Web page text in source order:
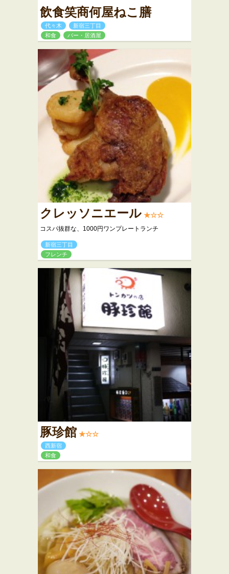
飲食笑商何屋ねこ膳
代々木
新宿三丁目
和食
バー・居酒屋
クレッソニエール ★☆☆
コスパ抜群な、1000円ワンプレートランチ
新宿三丁目
フレンチ
豚珍館 ★☆☆
西新宿
和食